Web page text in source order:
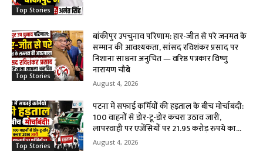
Top Stories
Top Stories
बांकीपुर उपचुनाव परिणाम: हार-जीत से परे जनमत के
सम्मान की आवश्यकता, सांसद रविशंकर प्रसाद पर
निशाना साधना अनुचित — वरिष्ठ पत्रकार विष्णु
नारायण चौबे
August 4, 2026
Top Stories
पटना में सफाई कर्मियों की हड़ताल के बीच मोर्चाबंदी:
100 वाहनों से डोर-टू-डोर कचरा उठाव जारी,
लापरवाही पर एजेंसियों पर 21.95 करोड़ रुपये का...
August 4, 2026